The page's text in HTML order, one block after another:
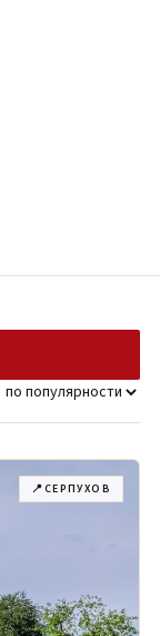
📍СЕРПУХОВ